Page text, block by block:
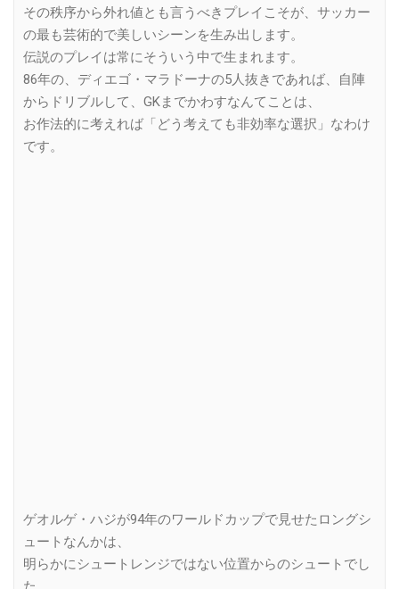
その秩序から外れ値とも言うべきプレイこそが、サッカー
の最も芸術的で美しいシーンを生み出します。
伝説のプレイは常にそういう中で生まれます。
86年の、ディエゴ・マラドーナの5人抜きであれば、自陣
からドリブルして、GKまでかわすなんてことは、
お作法的に考えれば「どう考えても非効率な選択」なわけ
です。
ゲオルゲ・ハジが94年のワールドカップで見せたロングシ
ュートなんかは、
明らかにシュートレンジではない位置からのシュートでし